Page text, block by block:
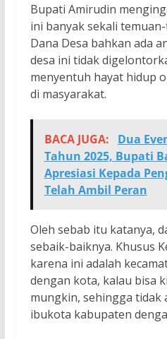
Bupati Amirudin
ini banyak sekali
Dana Desa bahkan ada
desa ini tidak
menyentuh hayat hidup
di masyarakat.
BACA JUGA:
Dua
Tahun 2025, Bupati
Apresiasi Kepada
Telah Ambil Peran
Oleh sebab itu katanya,
sebaik-baiknya. Khusus
karena ini adalah
dengan kota, kalau bisa
mungkin, sehingga tidak
ibukota kabupaten